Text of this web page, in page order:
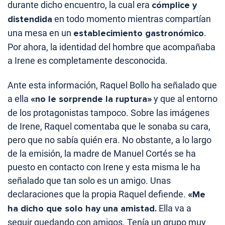
durante dicho encuentro, la cual era cómplice y
distendida en todo momento mientras compartían
una mesa en un establecimiento gastronómico.
Por ahora, la identidad del hombre que acompañaba
a Irene es completamente desconocida.
Ante esta información, Raquel Bollo ha señalado que
a ella «no le sorprende la ruptura»y que al entorno
de los protagonistas tampoco. Sobre las imágenes
de Irene, Raquel comentaba que le sonaba su cara,
pero que no sabía quién era. No obstante, a lo largo
de la emisión, la madre de Manuel Cortés se ha
puesto en contacto con Irene y esta misma le ha
señalado que tan solo es un amigo. Unas
declaraciones que la propia Raquel defiende. «Me
ha dicho que solo hay una amistad. Ella va a
seguir quedando con amigos. Tenía un grupo muy